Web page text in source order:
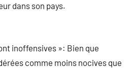
dans son pays.
inoffensives »: Bien que
comme moins nocives que